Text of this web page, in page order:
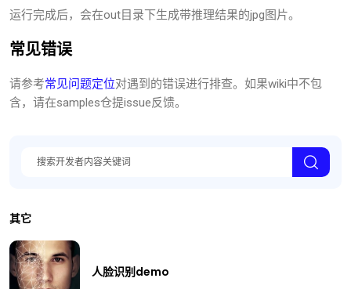
运行完成后，会在out目录下生成带推理结果的jpg图片。
常见错误
请参考常见问题定位对遇到的错误进行排查。如果wiki中不包
含，请在samples仓提issue反馈。
其它
人脸识别demo